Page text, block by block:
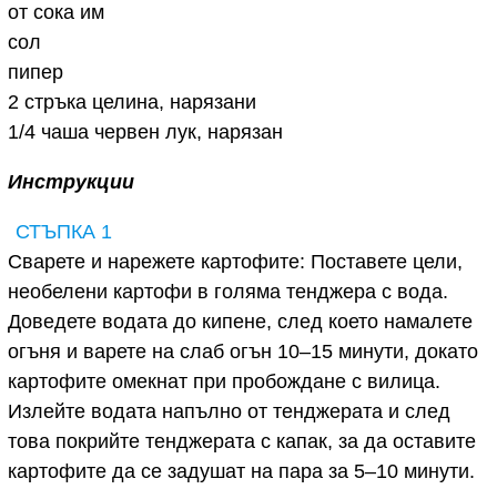
от сока им
сол
пипер
2 стръка целина, нарязани
1/4 чаша червен лук, нарязан
Инструкции
СТЪПКА 1
Сварете и нарежете картофите: Поставете цели,
необелени картофи в голяма тенджера с вода.
Доведете водата до кипене, след което намалете
огъня и варете на слаб огън 10–15 минути, докато
картофите омекнат при пробождане с вилица.
Излейте водата напълно от тенджерата и след
това покрийте тенджерата с капак, за да оставите
картофите да се задушат на пара за 5–10 минути.